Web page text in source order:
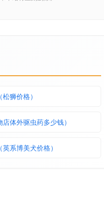
狮价格）
体外驱虫药多少钱）
系博美犬价格）